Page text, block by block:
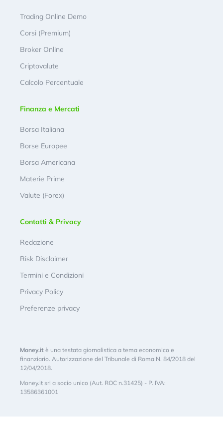
Trading Online Demo
Corsi (Premium)
Broker Online
Criptovalute
Calcolo Percentuale
Finanza e Mercati
Borsa Italiana
Borse Europee
Borsa Americana
Materie Prime
Valute (Forex)
Contatti & Privacy
Redazione
Risk Disclaimer
Termini e Condizioni
Privacy Policy
Preferenze privacy
Money.it è una testata giornalistica a tema economico e
finanziario. Autorizzazione del Tribunale di Roma N. 84/2018 del
12/04/2018.
Money.it srl a socio unico (Aut. ROC n.31425) - P. IVA:
13586361001